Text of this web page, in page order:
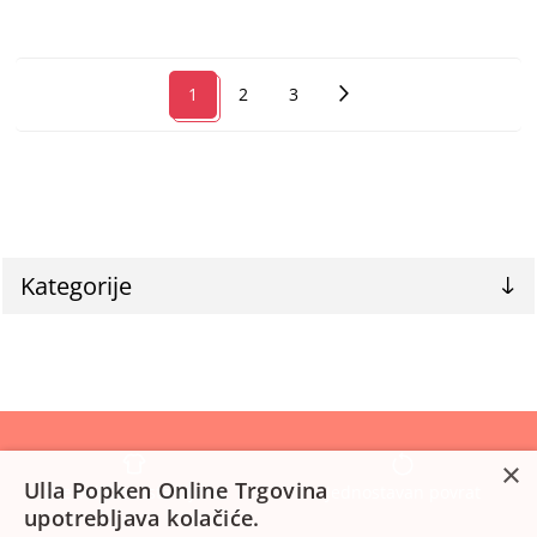
Kategorije
1 2 3
Sve veličine ista cijena Jednostavan povrat ×
Ulla Popken Online Trgovina
upotrebljava kolačiće.